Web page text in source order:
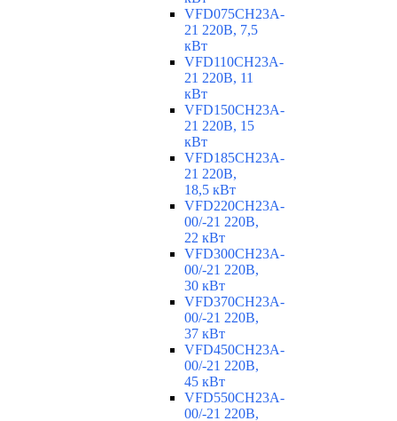
VFD075CH23A-
21 220В, 7,5
кВт
VFD110CH23A-
21 220В, 11
кВт
VFD150CH23A-
21 220В, 15
кВт
VFD185CH23A-
21 220В,
18,5 кВт
VFD220CH23A-
00/-21 220В,
22 кВт
VFD300CH23A-
00/-21 220В,
30 кВт
VFD370CH23A-
00/-21 220В,
37 кВт
VFD450CH23A-
00/-21 220В,
45 кВт
VFD550CH23A-
00/-21 220В,